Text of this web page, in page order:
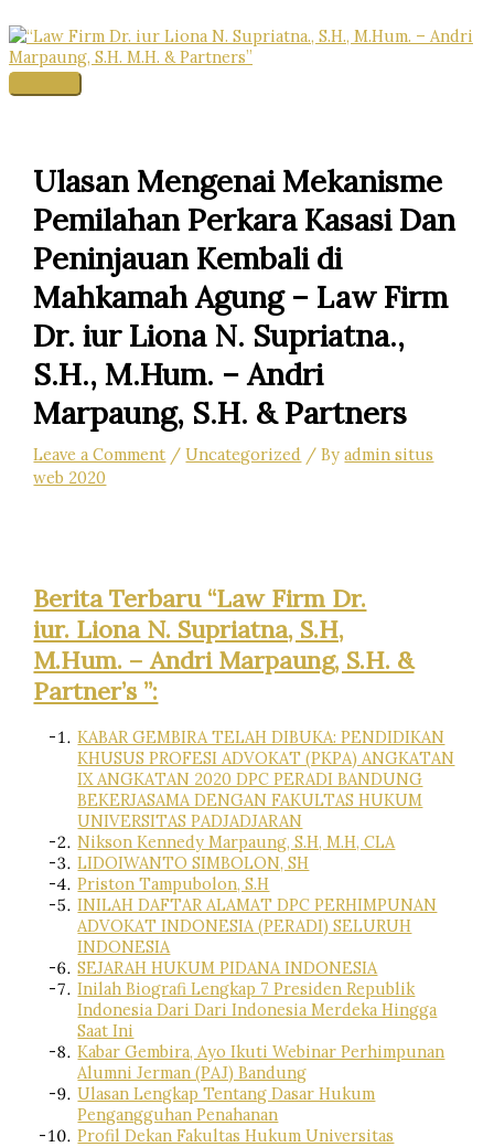
to
content
Main
Ulasan Mengenai Mekanisme
Pemilahan Perkara Kasasi Dan
Peninjauan Kembali di
Mahkamah Agung – Law Firm
Dr. iur Liona N. Supriatna.,
S.H., M.Hum. – Andri
Marpaung, S.H. & Partners
Leave a Comment /Uncategorized / Byadmin situs
web 2020
Berita Terbaru “Law Firm Dr.
iur. Liona N. Supriatna, S.H,
M.Hum. – Andri Marpaung, S.H. &
Partner’s ”:
KABAR GEMBIRA TELAH DIBUKA: PENDIDIKAN
KHUSUS PROFESI ADVOKAT (PKPA) ANGKATAN
IX ANGKATAN 2020 DPC PERADI BANDUNG
BEKERJASAMA DENGAN FAKULTAS HUKUM
UNIVERSITAS PADJADJARAN
Nikson Kennedy Marpaung, S.H, M.H, CLA
LIDOIWANTO SIMBOLON, SH
Priston Tampubolon, S.H
INILAH DAFTAR ALAMAT DPC PERHIMPUNAN
ADVOKAT INDONESIA (PERADI) SELURUH
INDONESIA
SEJARAH HUKUM PIDANA INDONESIA
Inilah Biografi Lengkap 7 Presiden Republik
Indonesia Dari Dari Indonesia Merdeka Hingga
Saat Ini
Kabar Gembira, Ayo Ikuti Webinar Perhimpunan
Alumni Jerman (PAJ) Bandung
Ulasan Lengkap Tentang Dasar Hukum
Pengangguhan Penahanan
Profil Dekan Fakultas Hukum Universitas